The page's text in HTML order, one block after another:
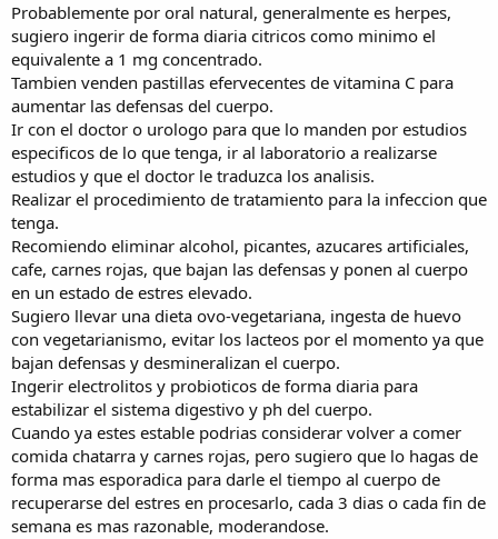
Probablemente por oral natural, generalmente es herpes,
sugiero ingerir de forma diaria citricos como minimo el
equivalente a 1 mg concentrado.
Tambien venden pastillas efervecentes de vitamina C para
aumentar las defensas del cuerpo.
Ir con el doctor o urologo para que lo manden por estudios
especificos de lo que tenga, ir al laboratorio a realizarse
estudios y que el doctor le traduzca los analisis.
Realizar el procedimiento de tratamiento para la infeccion que
tenga.
Recomiendo eliminar alcohol, picantes, azucares artificiales,
cafe, carnes rojas, que bajan las defensas y ponen al cuerpo
en un estado de estres elevado.
Sugiero llevar una dieta ovo-vegetariana, ingesta de huevo
con vegetarianismo, evitar los lacteos por el momento ya que
bajan defensas y desmineralizan el cuerpo.
Ingerir electrolitos y probioticos de forma diaria para
estabilizar el sistema digestivo y ph del cuerpo.
Cuando ya estes estable podrias considerar volver a comer
comida chatarra y carnes rojas, pero sugiero que lo hagas de
forma mas esporadica para darle el tiempo al cuerpo de
recuperarse del estres en procesarlo, cada 3 dias o cada fin de
semana es mas razonable, moderandose.